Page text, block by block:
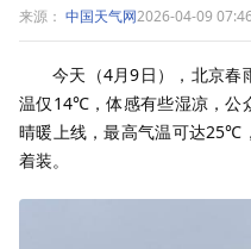
来源： 中国天气网2026-04-09
今天（4月9日），北京春
温仅14℃，体感有些湿凉，公
晴暖上线，最高气温可达25℃
着装。